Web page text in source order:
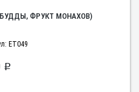
ФРУКТ МОНАХОВ)
ET049
p